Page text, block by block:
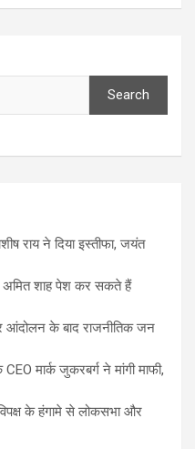
Search
राय ने दिया इस्तीफा, जयंत
शाह पेश कर सकते हैं
आंदोलन के बाद राजनीतिक जन
CEO मार्क जुकरबर्ग ने मांगी माफी,
के हंगामे से लोकसभा और